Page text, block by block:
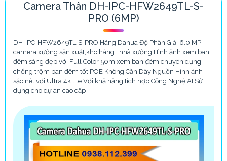
Camera Thân DH-IPC-HFW2649TL-S-
PRO (6MP)
DH-IPC-HFW2649TL-S-PRO Hãng Dahua Độ Phân Giải 6.0 MP
camera xưởng sản xuất,kho hàng , nhà xưởng Hình ảnh xem ban
đêm sáng đẹp với Full Color 50m xem ban đêm chuyên dụng
chống trộm ban đêm tốt POE Không Cần Dây Nguồn Hình ảnh
sắc nét với Ultra 4k lite Với khả năng tích hợp Công Nghệ AI Sử
dụng cho dự án cao cấp